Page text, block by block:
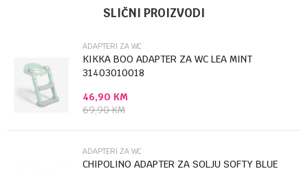
Adapteri za WC
Poruka
SLIČNI PROIZVODI
ADAPTERI ZA WC
KIKKA BOO ADAPTER ZA WC LEA MINT
31403010018
46,90 KM
69,90KM
ADAPTERI ZA WC
CHIPOLINO ADAPTER ZA SOLJU SOFTY BLUE